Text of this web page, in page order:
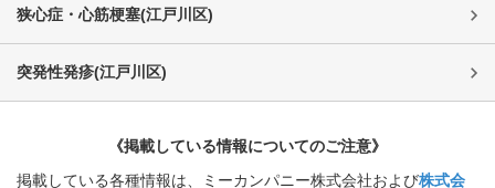
狭心症・心筋梗塞(江戸川区)
突発性発疹(江戸川区)
《掲載している情報についてのご注意》
掲載している各種情報は、ミーカンパニー株式会社および株式会